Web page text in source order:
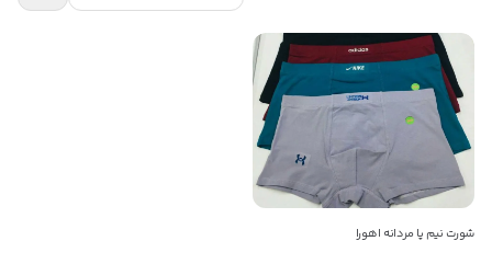
شورت نیم پا مردانه اهورا
کپی
راه های دیگر ارتباطی
پیام در واتس‌اپ